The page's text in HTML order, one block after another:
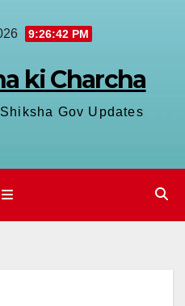
9:26:43 PM
ki Charcha
Gov Updates